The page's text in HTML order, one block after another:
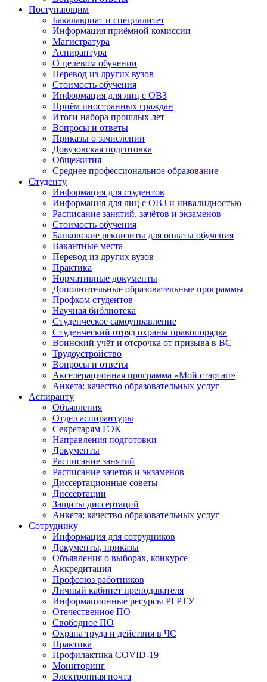
Поступающим
Бакалавриат и специалитет
Информация приёмной комиссии
Магистратура
Аспирантура
О целевом обучении
Перевод из других вузов
Стоимость обучения
Информация для лиц с ОВЗ
Приём иностранных граждан
Итоги набора прошлых лет
Вопросы и ответы
Приказы о зачислении
Довузовская подготовка
Общежития
Среднее профессиональное образование
Студенту
Информация для студентов
Информация для лиц с ОВЗ и инвалидностью
Расписание занятий, зачётов и экзаменов
Стоимость обучения
Банковские реквизиты для оплаты обучения
Вакантные места
Перевод из других вузов
Практика
Нормативные документы
Дополнительные образовательные программы
Профком студентов
Научная библиотека
Студенческое самоуправление
Студенческий отряд охраны правопорядка
Воинский учёт и отсрочка от призыва в ВС
Трудоустройство
Вопросы и ответы
Акселерационная программа «Мой стартап»
Анкета: качество образовательных услуг
Аспиранту
Объявления
Отдел аспирантуры
Секретарям ГЭК
Направления подготовки
Документы
Расписание занятий
Расписание зачетов и экзаменов
Диссертационные советы
Диссертации
Защиты диссертаций
Анкета: качество образовательных услуг
Сотруднику
Информация для сотрудников
Документы, приказы
Объявления о выборах, конкурсе
Аккредитация
Профсоюз работников
Личный кабинет преподавателя
Информационные ресурсы РГРТУ
Отечественное ПО
Свободное ПО
Охрана труда и действия в ЧС
Практика
Профилактика COVID-19
Мониторинг
Электронная почта